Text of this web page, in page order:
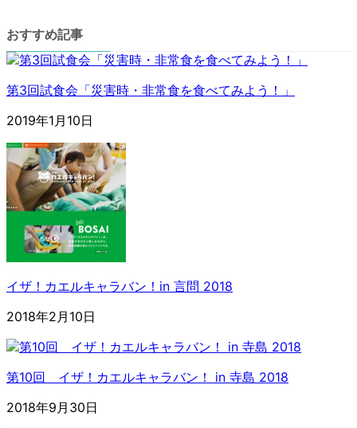
おすすめ記事
第3回試食会「災害時・非常食を食べてみよう！」
2019年1月10日
イザ！カエルキャラバン！in 言問 2018
2018年2月10日
第10回 イザ！カエルキャラバン！ in 寺島 2018
2018年9月30日